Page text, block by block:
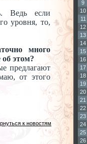
Ведь если
уровня, то,
много
об этом?
предлагают
от этого
к новостям
9
10
11
12
13
14
15
16
17
18
19
20
21
22
23
24
25
26